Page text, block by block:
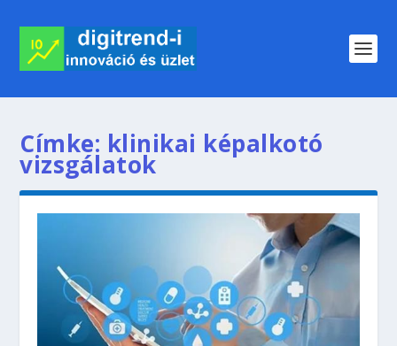
Címke: klinikai képalkotó
vizsgálatok